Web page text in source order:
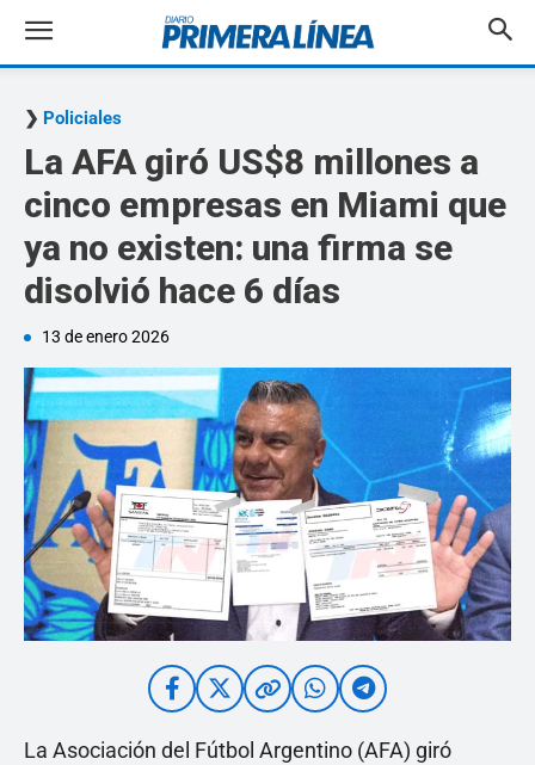
Policiales
La AFA giró US$8 millones a
cinco empresas en Miami que
ya no existen: una firma se
disolvió hace 6 días
13 de enero 2026
La Asociación del Fútbol Argentino (AFA) giró